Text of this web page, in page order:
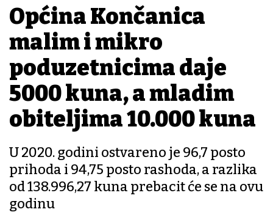
Općina Končanica
malim i mikro
poduzetnicima daje
5000 kuna, a mladim
obiteljima 10.000 kuna
U 2020. godini ostvareno je 96,7 posto
prihoda i 94,75 posto rashoda, a razlika
od 138.996,27 kuna prebacit će se na ovu
godinu